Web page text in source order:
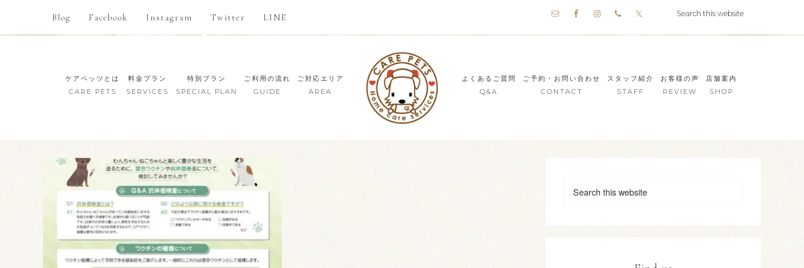
Blog Facebook Instagram Twitter LINE
ケアペッツとは
CARE PETS
料金プラン
SERVICES
特別プラン
SPECIAL PLAN
ご利用の流れ
GUIDE
ご対応エリア
AREA
よくあるご質問
Q&A
ご予約・お問い合わせ
CONTACT
スタッフ紹介
STAFF
お客様の声
REVIEW
店舗案内
SHOP